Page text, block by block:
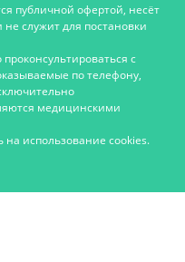
публичной офертой, несёт
служит для постановки
с
по телефону,
медицинскими
на использование cookies.